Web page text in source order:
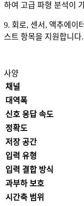
하여 고급 파형 분석이
9. 회로, 센서, 액추에이
스트 항목을 지원합니다.
사양
채널
대역폭
신호 응답 속도
정확도
저장 공간
입력 유형
입력 결합 방식
과부하 보호
시간축 범위